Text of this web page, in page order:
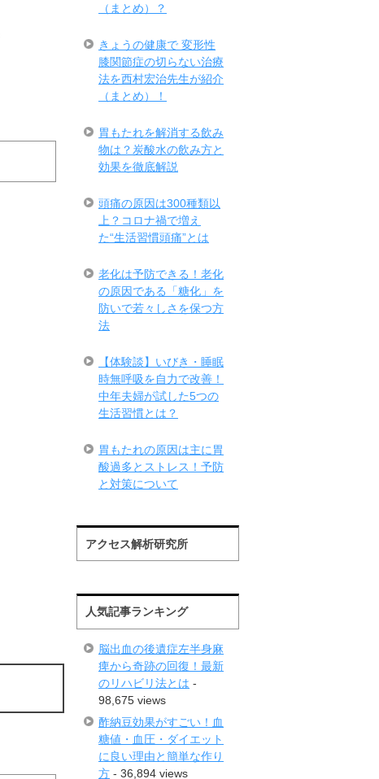
（まとめ）？
きょうの健康で 変形性
膝関節症の切らない治療
法を西村宏治先生が紹介
（まとめ）！
胃もたれを解消する飲み
物は？炭酸水の飲み方と
効果を徹底解説
頭痛の原因は300種類以
上？コロナ禍で増え
た“生活習慣頭痛”とは
老化は予防できる！老化
の原因である「糖化」を
防いで若々しさを保つ方
法
【体験談】いびき・睡眠
時無呼吸を自力で改善！
中年夫婦が試した5つの
生活習慣とは？
胃もたれの原因は主に胃
酸過多とストレス！予防
と対策について
アクセス解析研究所
人気記事ランキング
脳出血の後遺症左半身麻
痺から奇跡の回復！最新
のリハビリ法とは -
98,675 views
酢納豆効果がすごい！血
糖値・血圧・ダイエット
に良い理由と簡単な作り
方 - 36,894 views